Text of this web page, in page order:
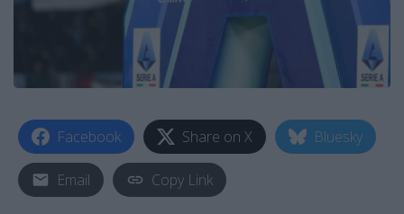
Facebook Share on X Bluesky
Email Copy Link